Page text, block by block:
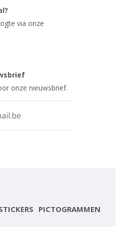
via onze
onze nieuwsbrief.
PICTOGRAMMEN